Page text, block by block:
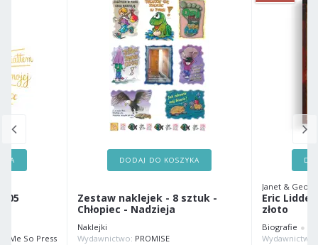
Me So Press
DODAJ DO KOSZYKA
Zestaw naklejek - 8 sztuk -
Chłopiec - Nadzieja
Naklejki
Wydawnictwo: PROMISE
Janet & Geoff
Eric
złoto
Biografie